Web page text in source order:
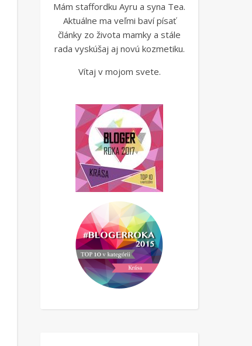
Mám staffordku Ayru a syna Tea.
Aktuálne ma veľmi baví písať
články zo života mamky a stále
rada vyskúšaj aj novú kozmetiku.
Vítaj v mojom svete.